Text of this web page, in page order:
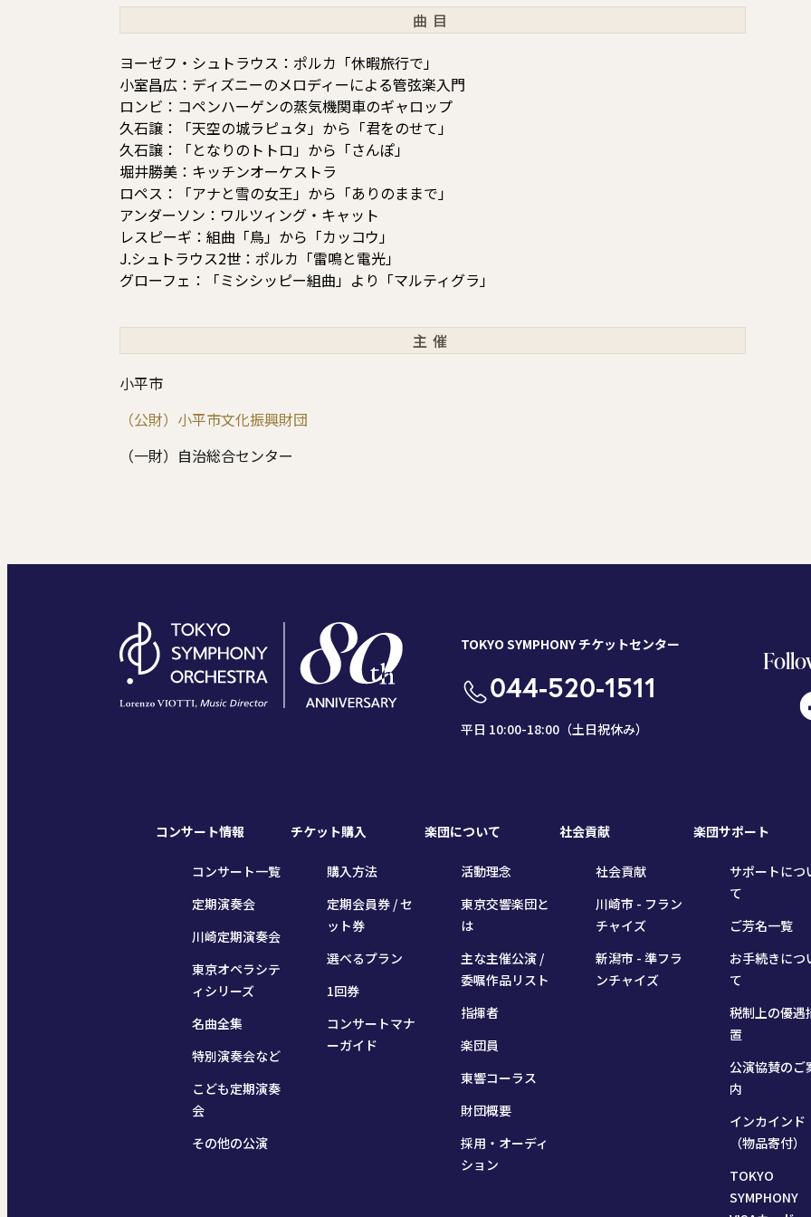
曲目
ヨーゼフ・シュトラウス：ポルカ「休暇旅行で」
小室昌広：ディズニーのメロディーによる管弦楽入門
ロンビ：コペンハーゲンの蒸気機関車のギャロップ
久石譲：「天空の城ラピュタ」から「君をのせて」
久石譲：「となりのトトロ」から「さんぽ」
堀井勝美：キッチンオーケストラ
ロペス：「アナと雪の女王」から「ありのままで」
アンダーソン：ワルツィング・キャット
レスピーギ：組曲「鳥」から「カッコウ」
J.シュトラウス2世：ポルカ「雷鳴と電光」
グローフェ：「ミシシッピー組曲」より「マルティグラ」
主催
小平市
（公財）小平市文化振興財団
（一財）自治総合センター
TOKYO SYMPHONY チケットセンター
044-520-1511
平日 10:00-18:00（土日祝休み）
コンサート情報
コンサート一覧
定期演奏会
川崎定期演奏会
東京オペラシテ
ィシリーズ
名曲全集
特別演奏会など
こども定期演奏
会
その他の公演
チケット購入
購入方法
定期会員券 / セ
ット券
選べるプラン
1回券
コンサートマナ
ーガイド
楽団について
活動理念
東京交響楽団と
は
主な主催公演 /
委嘱作品リスト
指揮者
楽団員
東響コーラス
財団概要
採用・オーディ
ション
社会貢献
社会貢献
川崎市 - フラン
チャイズ
新潟市 - 準フラ
ンチャイズ
楽団サポート
サポートにつ
て
ご芳名一覧
お手続きにつ
て
税制上の優遇
置
公演協賛のご
内
インカインド
（物品寄付）
TOKYO
SYMPHONY